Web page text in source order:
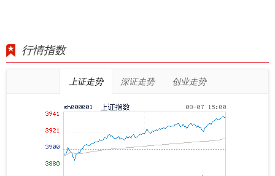
行情指数
上证走势 深证走势 创业走势